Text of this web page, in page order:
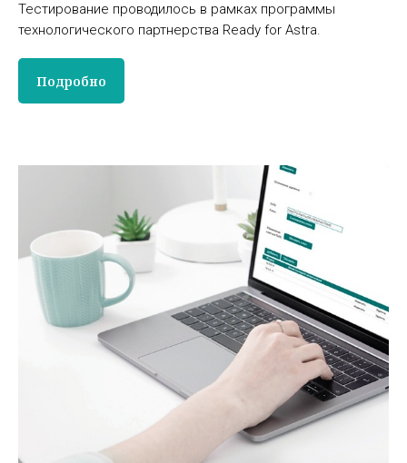
Тестирование проводилось в рамках программы
технологического партнерства Ready for Astra.
Подробно